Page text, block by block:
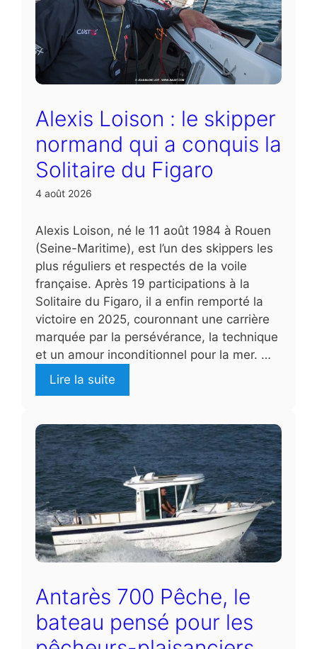
Alexis Loison : le skipper
normand qui a conquis la
Solitaire du Figaro
4 août 2026
Alexis Loison, né le 11 août 1984 à Rouen
(Seine-Maritime), est l’un des skippers les
plus réguliers et respectés de la voile
française. Après 19 participations à la
Solitaire du Figaro, il a enfin remporté la
victoire en 2025, couronnant une carrière
marquée par la persévérance, la technique
et un amour inconditionnel pour la mer. …
Lire la suite
Antarès 700 Pêche, le
bateau pensé pour les